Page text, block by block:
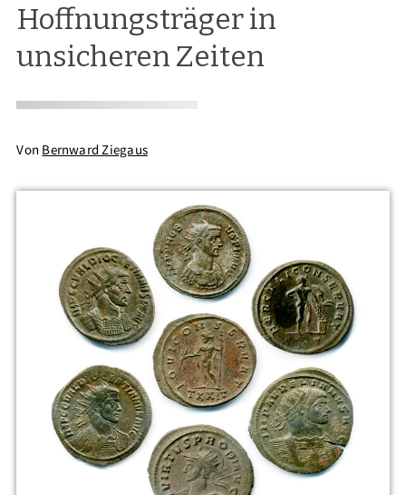
Hoffnungsträger in
unsicheren Zeiten
Von Bernward Ziegaus